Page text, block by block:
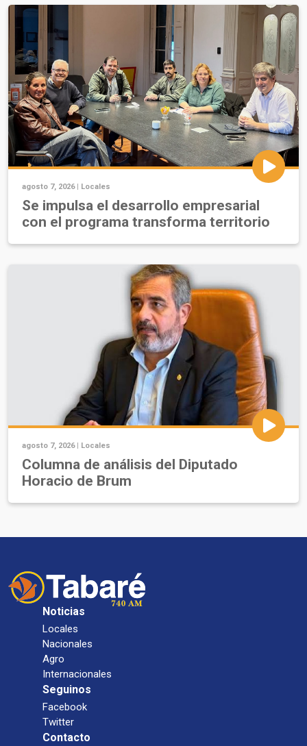
agosto 7, 2026 | Locales
Se impulsa el desarrollo empresarial
con el programa transforma territorio
agosto 7, 2026 | Locales
Columna de análisis del Diputado
Horacio de Brum
Noticias
Locales
Nacionales
Agro
Internacionales
Seguinos
Facebook
Twitter
Contacto